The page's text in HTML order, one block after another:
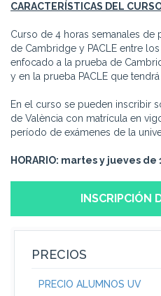
CARACTERÍSTICAS DEL
Curso de 4 horas semanales de
de Cambridge y PACLE entre
enfocado a la prueba de
y en la prueba PACLE que
En el curso se pueden inscribir
de València con matrícula en
período de exámenes de la
HORARIO: martes y jueves de
INSCRIPCIÓN
PRECIOS
PRECIO ALUMNOS UV